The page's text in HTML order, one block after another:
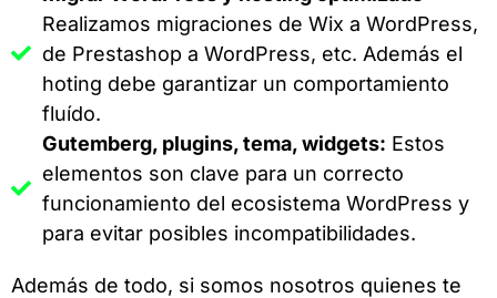
Realizamos migraciones de Wix a WordPress,
de Prestashop a WordPress, etc. Además el
hoting debe garantizar un comportamiento
fluído.
Gutemberg, plugins, tema, widgets: Estos
elementos son clave para un correcto
funcionamiento del ecosistema WordPress y
para evitar posibles incompatibilidades.
Además de todo, si somos nosotros quienes te